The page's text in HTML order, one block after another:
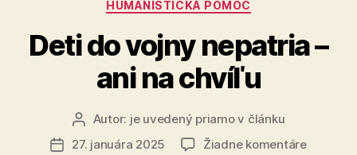
HUMANISTICKÁ POMOC
Deti do vojny nepatria –
ani na chvíľu
Autor
článku
Autor: je uvedený priamo v článku
Dátum
27. januára 2025 Žiadne komentárena